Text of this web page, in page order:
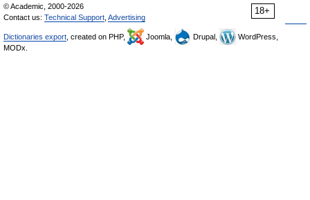
18+
© Academic, 2000-2026
Contact us: Technical Support Advertising
Dictionaries export , created on PHP, Joomla, Drupal,
WordPress,
MODx.